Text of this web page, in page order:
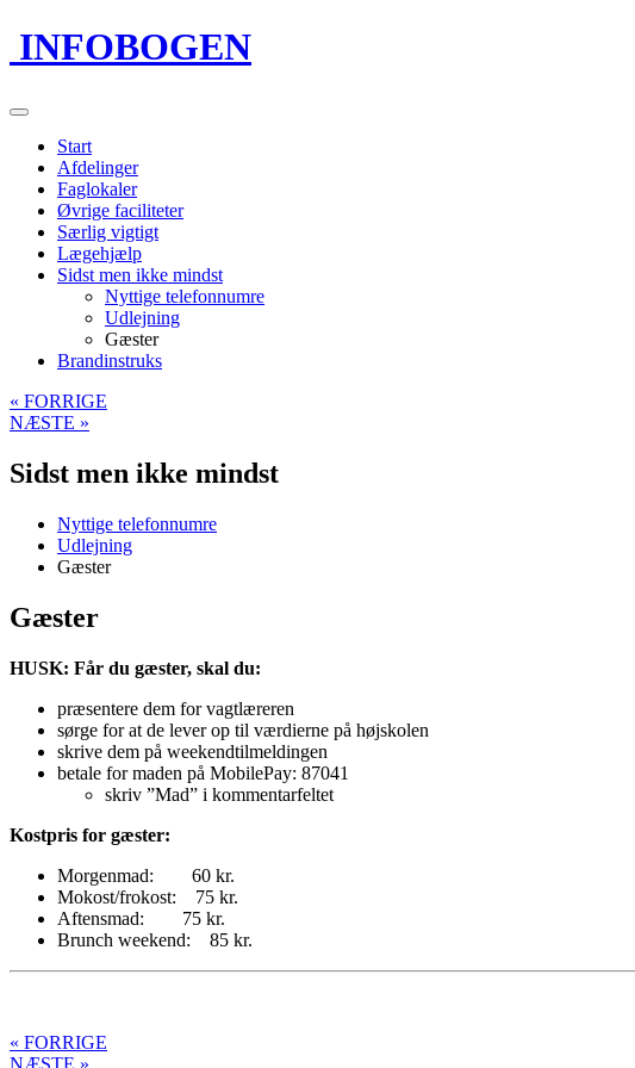
INFOBOGEN
Start
Afdelinger
Faglokaler
Øvrige faciliteter
Særlig vigtigt
Lægehjælp
Sidst men ikke mindst
Nyttige telefonnumre
Udlejning
Gæster
Brandinstruks
« FORRIGE
NÆSTE »
Sidst men ikke mindst
Nyttige telefonnumre
Udlejning
Gæster
Gæster
HUSK: Får du gæster, skal du:
præsentere dem for vagtlæreren
sørge for at de lever op til værdierne på højskolen
skrive dem på weekendtilmeldingen
betale for maden på MobilePay: 87041
skriv ”Mad” i kommentarfeltet
Kostpris for gæster:
Morgenmad: 60 kr.
Mokost/frokost: 75 kr.
Aftensmad: 75 kr.
Brunch weekend: 85 kr.
« FORRIGE
NÆSTE »